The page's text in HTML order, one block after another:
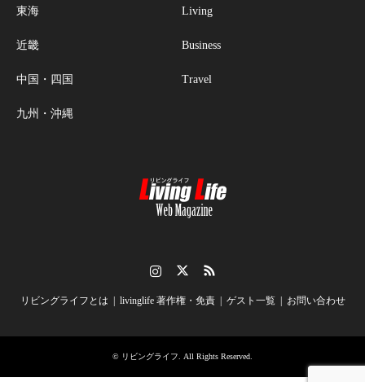
東海
近畿
中国・四国
九州・沖縄
Living
Business
Travel
リビングライフとは livinglife 著作権・免責 ゲスト一覧 お問い合わせ
© リビングライフ . All Rights Reserved.